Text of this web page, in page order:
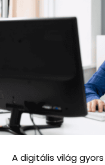
A digitális világ